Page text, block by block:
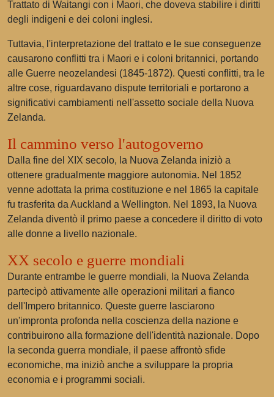
Trattato di Waitangi con i Maori, che doveva stabilire i diritti
degli indigeni e dei coloni inglesi.
Tuttavia, l'interpretazione del trattato e le sue conseguenze
causarono conflitti tra i Maori e i coloni britannici, portando
alle Guerre neozelandesi (1845-1872). Questi conflitti, tra le
altre cose, riguardavano dispute territoriali e portarono a
significativi cambiamenti nell'assetto sociale della Nuova
Zelanda.
Il cammino verso l'autogoverno
Dalla fine del XIX secolo, la Nuova Zelanda iniziò a
ottenere gradualmente maggiore autonomia. Nel 1852
venne adottata la prima costituzione e nel 1865 la capitale
fu trasferita da Auckland a Wellington. Nel 1893, la Nuova
Zelanda diventò il primo paese a concedere il diritto di voto
alle donne a livello nazionale.
XX secolo e guerre mondiali
Durante entrambe le guerre mondiali, la Nuova Zelanda
partecipò attivamente alle operazioni militari a fianco
dell'Impero britannico. Queste guerre lasciarono
un'impronta profonda nella coscienza della nazione e
contribuirono alla formazione dell'identità nazionale. Dopo
la seconda guerra mondiale, il paese affrontò sfide
economiche, ma iniziò anche a sviluppare la propria
economia e i programmi sociali.